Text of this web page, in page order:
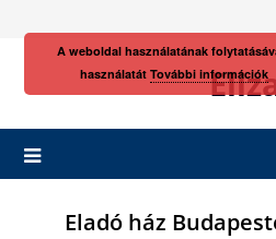
Eladó ház
A weboldal használatának
használatát További információk